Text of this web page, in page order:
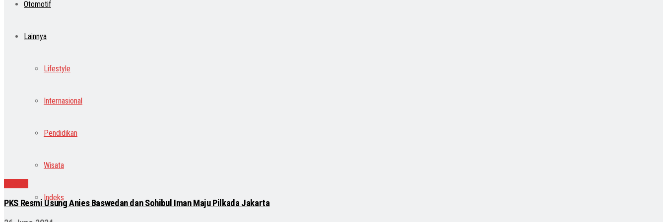
Otomotif
Lainnya
Lifestyle
Internasional
Pendidikan
Wisata
Indeks
PKS Resmi Usung Anies Baswedan dan Sohibul Iman Maju Pilkada Jakarta